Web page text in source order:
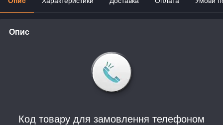
Опис
Код товару для замовлення телефоном